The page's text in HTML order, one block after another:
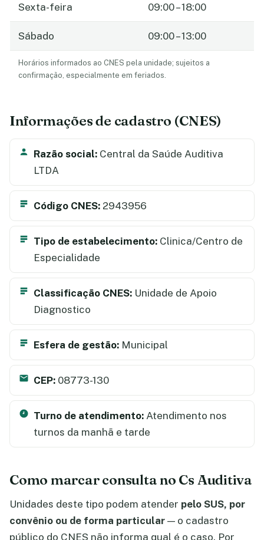
Sexta-feira 09:00 – 18:00
Sábado 09:00 – 13:00
Horários informados ao CNES pela unidade; sujeitos a
confirmação, especialmente em feriados.
Informações de cadastro (CNES)
Razão social: Central da Saúde Auditiva
LTDA
Código CNES: 2943956
Tipo de estabelecimento: Clinica/Centro de
Especialidade
Classificação CNES: Unidade de Apoio
Diagnostico
Esfera de gestão: Municipal
CEP: 08773-130
Turno de atendimento: Atendimento nos
turnos da manhã e tarde
Como marcar consulta no Cs Auditiva
Unidades deste tipo podem atender pelo SUS, por
convênio ou de forma particular — o cadastro
público do CNES não informa qual é o caso. Por